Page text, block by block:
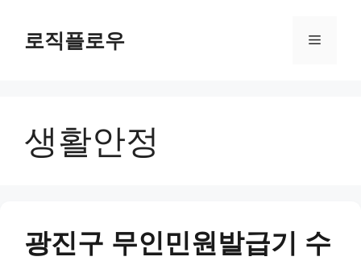
content로직플로우 Menu
생활안정
광진구 무인민원발급기 수